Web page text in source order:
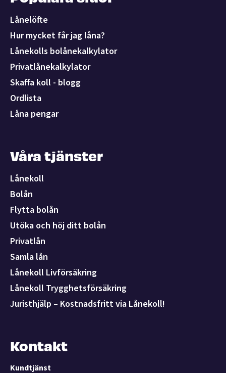
Lånelöfte
Hur mycket får jag låna?
Lånekolls bolånekalkylator
Privatlånekalkylator
Skaffa koll - blogg
Ordlista
Låna pengar
Våra tjänster
Lånekoll
Bolån
Flytta bolån
Utöka och höj ditt bolån
Privatlån
Samla lån
Lånekoll Livförsäkring
Lånekoll Trygghetsförsäkring
Juristhjälp – Kostnadsfritt via Lånekoll!
Kontakt
Kundtjänst